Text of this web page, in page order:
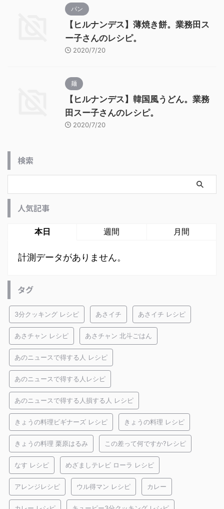
パン
【ヒルナンデス】薄焼き餅。業務田ス
ー子さんのレシピ。
2020/7/20
麺
【ヒルナンデス】韓国風うどん。業務
田スー子さんのレシピ。
2020/7/20
検索
人気記事
本日 週間 月間
計測データがありません。
タグ
3分クッキング レシピ あさイチ あさイチ レシピ
あさチャン レシピ あさチャン 北斗ごはん
あのニュースで得する人 レシピ
あのニュースで得する人レシピ
あのニュースで得する人損する人 レシピ
きょうの料理ビギナーズ レシピ きょうの料理 レシピ
きょうの料理 栗原はるみ この差って何ですか?レシピ
なす レシピ めざましテレビ ローラ レシピ
アレンジレシピ ウル得マン レシピ カレー